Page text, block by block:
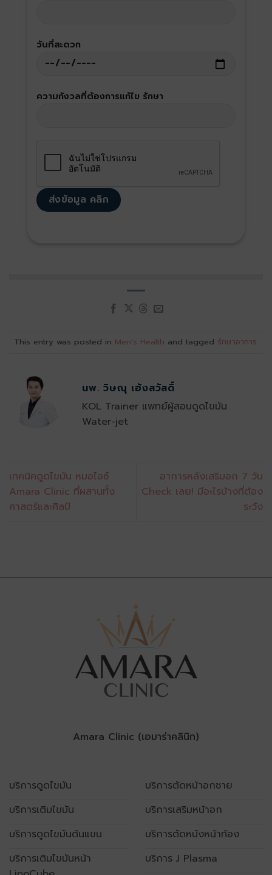
วันที่สะดวก
ความกังวลที่ต้องการแก้ไข รักษา
This entry was posted in Men's Health and tagged รักษาอาการ.
นพ. วิษณุ เฮ้งสวัสดิ์
KOL Trainer แพทย์ผู้สอนดูดไขมัน
Water-jet
เทคนิคดูดไขมัน หมอไอซ์
Amara Clinic ที่ผสานทั้ง
ศาสตร์และศิลป์
อาการหลังเสริมอก 7 วัน
Check เลย! มีอะไรบ้างที่ต้อง
ระวัง
Amara Clinic (เอมาร่าคลินิก)
บริการดูดไขมัน
บริการเติมไขมัน
บริการดูดไขมันต้นแขน
บริการเติมไขมันหน้า
บริการตัดหน้าอกชาย
บริการเสริมหน้าอก
บริการตัดหนังหน้าท้อง
บริการ J Plasma